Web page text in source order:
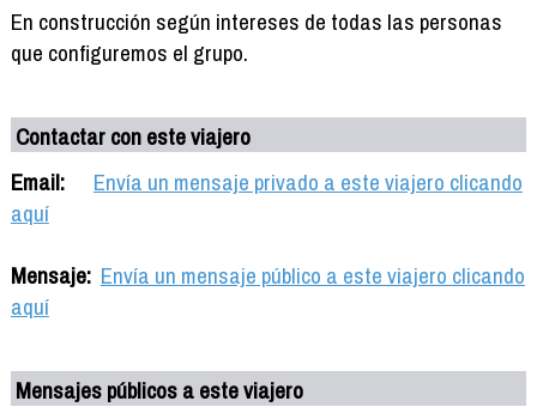
En construcción según intereses de todas las personas
que configuremos el grupo.
Contactar con este viajero
Email:
Envía un mensaje privado a este viajero clicando
aquí
Mensaje: Envía un mensaje público a este viajero clicando
aquí
Mensajes públicos a este viajero